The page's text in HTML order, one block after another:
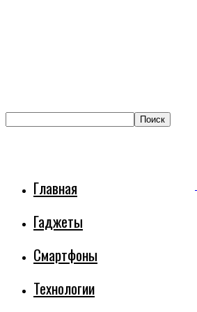
Главная
Гаджеты
Смартфоны
Технологии